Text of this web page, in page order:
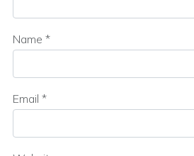
Name *
Email *